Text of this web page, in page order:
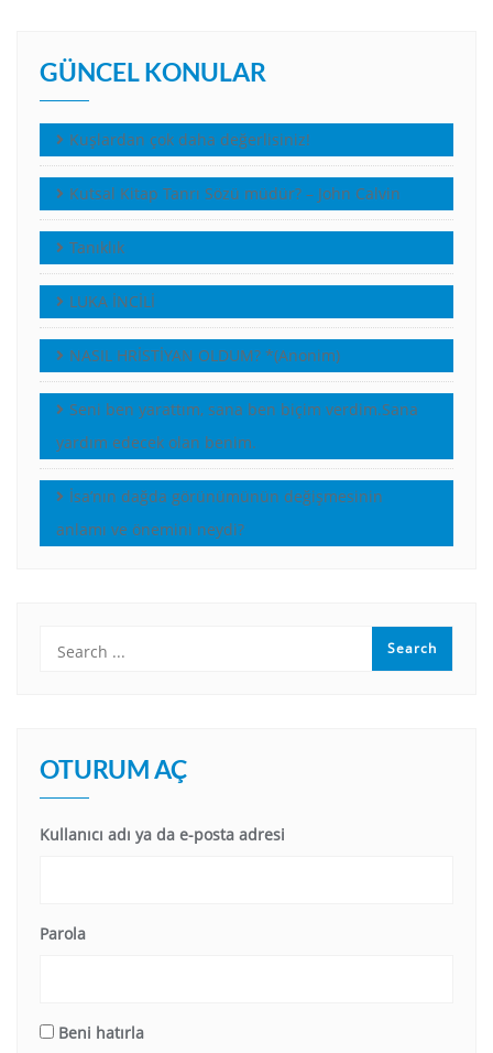
GÜNCEL KONULAR
Kuşlardan çok daha değerlisiniz!
Kutsal Kitap Tanrı Sözü müdür? – John Calvin
Tanıklık
LUKA İNCİLİ
NASIL HRİSTİYAN OLDUM? *(Anonim)
Seni ben yarattım, sana ben biçim verdim.Sana
yardım edecek olan benim.
İsa’nın dağda görünümünün değişmesinin
anlamı ve önemini neydi?
OTURUM AÇ
Kullanıcı adı ya da e-posta adresi
Parola
Beni hatırla